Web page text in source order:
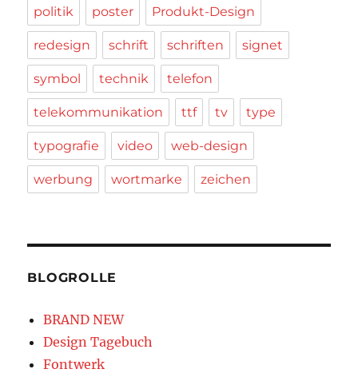
politik poster Produkt-Design
redesign schrift schriften signet
symbol technik telefon
telekommunikation ttf tv type
typografie video web-design
werbung wortmarke zeichen
BLOGROLLE
BRAND NEW
Design Tagebuch
Fontwerk